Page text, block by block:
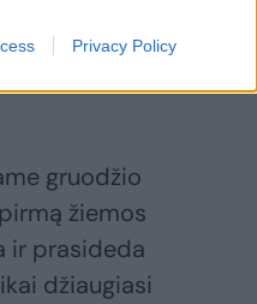
Privacy Policy
Nerijus Juška
gruodžio
žiemos
ir prasideda
džiaugiasi